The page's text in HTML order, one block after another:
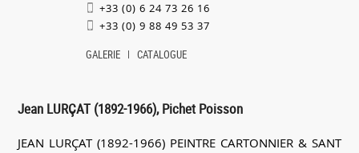
+33 (0) 6 24 73 26 16
+33 (0) 9 88 49 53 37
GALERIE CATALOGUE
Jean LURÇAT (1892-1966), Pichet Poisson
JEAN LURÇAT (1892-1966) PEINTRE CARTONNIER & SANT